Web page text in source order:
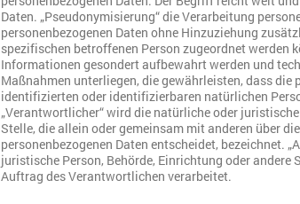
Daten. „Pseudonymisierung“ die Verarbeitung
personenbezogenen Daten ohne Hinzuziehung
spezifischen betroffenen Person zugeordnet werden
Informationen gesondert aufbewahrt werden und
Maßnahmen unterliegen, die gewährleisten, dass die
identifizierten oder identifizierbaren natürlichen
„Verantwortlicher“ wird die natürliche oder
Stelle, die allein oder gemeinsam mit anderen über
personenbezogenen Daten entscheidet, bezeichnet.
juristische Person, Behörde, Einrichtung oder andere
Auftrag des Verantwortlichen verarbeitet.